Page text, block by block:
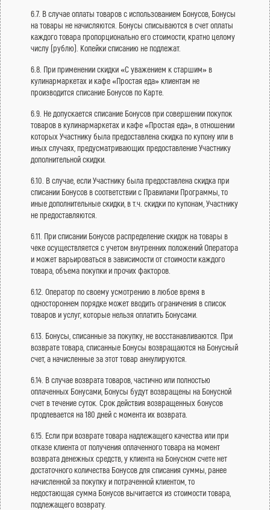
6.7. В случае оплаты товаров с использованием Бонусов, Бонусы
на товары не начисляются. Бонусы списываются в счет оплаты
каждого товара пропорционально его стоимости, кратно целому
числу (рублю). Копейки списанию не подлежат.
6.8. При применении скидки «С уважением к старшим» в
кулинармаркетах и кафе «Простая еда» клиентам не
производится списание Бонусов по Карте.
6.9. Не допускается списание Бонусов при совершении покупок
товаров в кулинармаркетах и кафе «Простая еда», в отношении
которых Участнику была предоставлена скидка по купону или в
иных случаях, предусматривающих предоставление Участнику
дополнительной скидки.
6.10. В случае, если Участнику была предоставлена скидка при
списании Бонусов в соответствии с Правилами Программы, то
иные дополнительные скидки, в т.ч. скидки по купонам, Участнику
не предоставляются.
6.11. При списании Бонусов распределение скидок на товары в
чеке осуществляется с учетом внутренних положений Оператора
и может варьироваться в зависимости от стоимости каждого
товара, объема покупки и прочих факторов.
6.12. Оператор по своему усмотрению в любое время в
одностороннем порядке может вводить ограничения в список
товаров и услуг, которые нельзя оплатить Бонусами.
6.13. Бонусы, списанные за покупку, не восстанавливаются. При
возврате товара, списанные Бонусы возвращаются на Бонусный
счет, а начисленные за этот товар аннулируются.
6.14. В случае возврата товаров, частично или полностью
оплаченных Бонусами, Бонусы будут возвращены на Бонусной
счет в течение суток. Срок действия возвращенных бонусов
продлевается на 180 дней с момента их возврата.
6.15. Если при возврате товара надлежащего качества или при
отказе клиента от получения оплаченного товара на момент
возврата денежных средств, у клиента на Бонусном счете нет
достаточного количества Бонусов для списания суммы, ранее
начисленной за покупку и потраченной клиентом, то
недостающая сумма Бонусов вычитается из стоимости товара,
подлежащего возврату.